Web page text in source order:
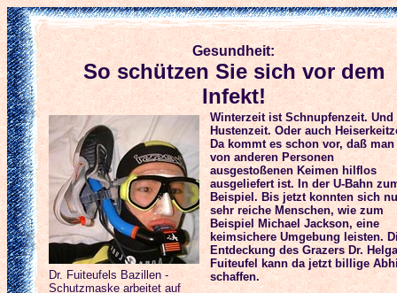
Gesundheit:
So schützen Sie sich vor dem
Infekt!
Dr. Fuiteufels Bazillen -
Schutzmaske arbeitet auf
Winterzeit ist Schnupfenzeit. Und
Hustenzeit. Oder auch
Da kommt es schon vor, daß man
von anderen Personen
ausgestoßenen Keimen hilflos
ausgeliefert ist. In der U-Bahn
Beispiel. Bis jetzt konnten sich
sehr reiche Menschen, wie zum
Beispiel Michael Jackson, eine
keimsichere Umgebung leisten.
Entdeckung des Grazers Dr. Helga
Fuiteufel kann da jetzt billige
schaffen.